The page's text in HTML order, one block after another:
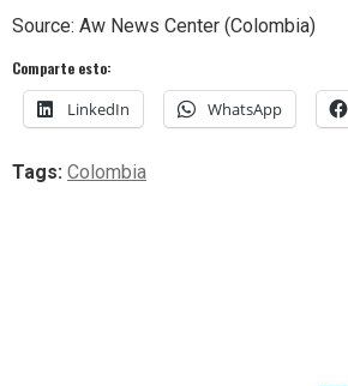
Source: Aw News Center (Colombia)
Comparte esto:
LinkedIn WhatsApp
Tags: Colombia